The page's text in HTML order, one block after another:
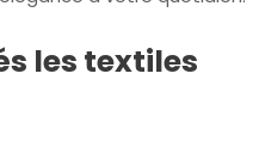
les textiles